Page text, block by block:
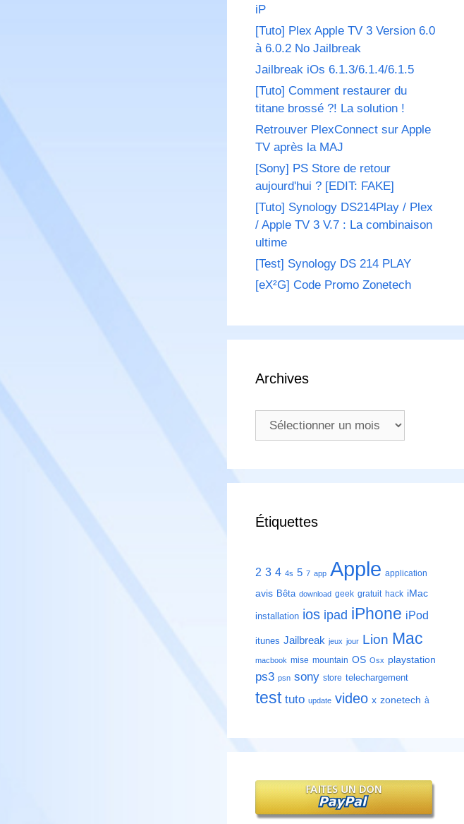
iP
[Tuto] Plex Apple TV 3 Version 6.0
à 6.0.2 No Jailbreak
Jailbreak iOs 6.1.3/6.1.4/6.1.5
[Tuto] Comment restaurer du
titane brossé ?! La solution !
Retrouver PlexConnect sur Apple
TV après la MAJ
[Sony] PS Store de retour
aujourd'hui ? [EDIT: FAKE]
[Tuto] Synology DS214Play / Plex
/ Apple TV 3 V.7 : La combinaison
ultime
[Test] Synology DS 214 PLAY
[eX²G] Code Promo Zonetech
Archives
Archives
Étiquettes
2 3 4 4s 5 7 app Apple application
avis Bêta download geek gratuit hack iMac
installation ios ipad iPhone iPod
itunes Jailbreak jeux jour Lion Mac
macbook mise mountain OS Osx playstation
ps3 psn sony store telechargement
test tuto update video x zonetech à